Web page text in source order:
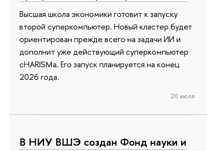
Высшая школа экономики готовит к запуску
второй суперкомпьютер. Новый кластер будет
ориентирован прежде всего на задачи ИИ и
дополнит уже действующий суперкомпьютер
cHARISMa. Его запуск планируется на конец
2026 года.
20 июля
В НИУ ВШЭ создан Фонд науки и